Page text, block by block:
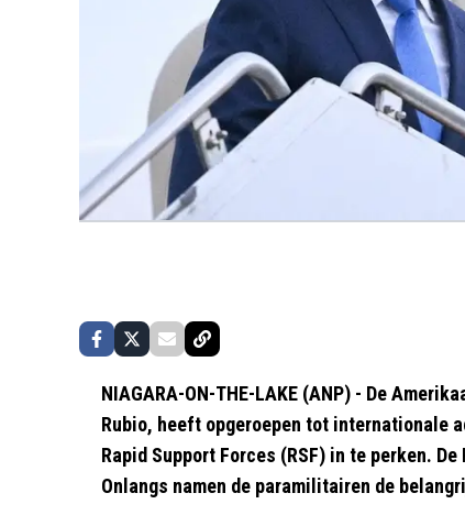
NIAGARA-ON-THE-LAKE (ANP) - De
Rubio, heeft opgeroepen tot internationale
Rapid Support Forces (RSF) in te perken.
Onlangs namen de paramilitairen de